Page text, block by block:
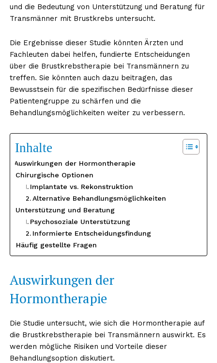
und die Bedeutung von Unterstützung und Beratung für
Transmänner mit Brustkrebs untersucht.
Die Ergebnisse dieser Studie könnten Ärzten und
Fachleuten dabei helfen, fundierte Entscheidungen
über die Brustkrebstherapie bei Transmännern zu
treffen. Sie könnten auch dazu beitragen, das
Bewusstsein für die spezifischen Bedürfnisse dieser
Patientengruppe zu schärfen und die
Behandlungsmöglichkeiten weiter zu verbessern.
Inhalte
Auswirkungen der Hormontherapie
Chirurgische Optionen
Implantate vs. Rekonstruktion
Alternative Behandlungsmöglichkeiten
Unterstützung und Beratung
Psychosoziale Unterstützung
Informierte Entscheidungsfindung
Häufig gestellte Fragen
Auswirkungen der
Hormontherapie
Die Studie untersucht, wie sich die Hormontherapie auf
die Brustkrebstherapie bei Transmännern auswirkt. Es
werden mögliche Risiken und Vorteile dieser
Behandlungsoption diskutiert.